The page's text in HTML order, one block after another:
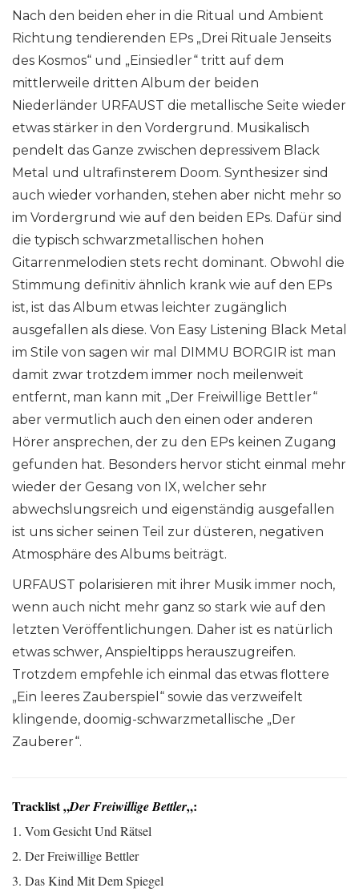
Nach den beiden eher in die Ritual und Ambient
Richtung tendierenden EPs „Drei Rituale Jenseits
des Kosmos“ und „Einsiedler“ tritt auf dem
mittlerweile dritten Album der beiden
Niederländer URFAUST die metallische Seite wieder
etwas stärker in den Vordergrund. Musikalisch
pendelt das Ganze zwischen depressivem Black
Metal und ultrafinsterem Doom. Synthesizer sind
auch wieder vorhanden, stehen aber nicht mehr so
im Vordergrund wie auf den beiden EPs. Dafür sind
die typisch schwarzmetallischen hohen
Gitarrenmelodien stets recht dominant. Obwohl die
Stimmung definitiv ähnlich krank wie auf den EPs
ist, ist das Album etwas leichter zugänglich
ausgefallen als diese. Von Easy Listening Black Metal
im Stile von sagen wir mal DIMMU BORGIR ist man
damit zwar trotzdem immer noch meilenweit
entfernt, man kann mit „Der Freiwillige Bettler“
aber vermutlich auch den einen oder anderen
Hörer ansprechen, der zu den EPs keinen Zugang
gefunden hat. Besonders hervor sticht einmal mehr
wieder der Gesang von IX, welcher sehr
abwechslungsreich und eigenständig ausgefallen
ist uns sicher seinen Teil zur düsteren, negativen
Atmosphäre des Albums beiträgt.
URFAUST polarisieren mit ihrer Musik immer noch,
wenn auch nicht mehr ganz so stark wie auf den
letzten Veröffentlichungen. Daher ist es natürlich
etwas schwer, Anspieltipps herauszugreifen.
Trotzdem empfehle ich einmal das etwas flottere
„Ein leeres Zauberspiel“ sowie das verzweifelt
klingende, doomig-schwarzmetallische „Der
Zauberer“.
Tracklist „Der Freiwillige Bettler„:
1. Vom Gesicht Und Rätsel
2. Der Freiwillige Bettler
3. Das Kind Mit Dem Spiegel